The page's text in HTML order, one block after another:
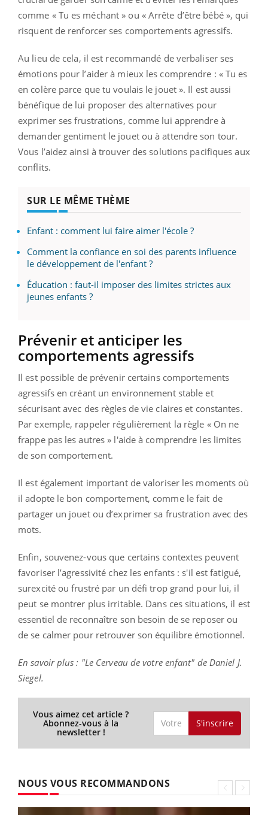
comme « Tu es méchant » ou « Arrête d’être bébé », qui
risquent de renforcer ses comportements agressifs.
Au lieu de cela, il est recommandé de verbaliser ses
émotions pour l’aider à mieux les comprendre : « Tu es
en colère parce que tu voulais le jouet ». Il est aussi
bénéfique de lui proposer des alternatives pour
exprimer ses frustrations, comme lui apprendre à
demander gentiment le jouet ou à attendre son tour.
Vous l’aidez ainsi à trouver des solutions pacifiques aux
conflits.
SUR LE MÊME THÈME
Enfant : comment lui faire aimer l'école ?
Comment la confiance en soi des parents influence
le développement de l'enfant ?
Éducation : faut-il imposer des limites strictes aux
jeunes enfants ?
Prévenir et anticiper les
comportements agressifs
Il est possible de prévenir certains comportements
agressifs en créant un environnement stable et
sécurisant avec des règles de vie claires et constantes.
Par exemple, rappeler régulièrement la règle « On ne
frappe pas les autres » l'aide à comprendre les limites
de son comportement.
Il est également important de valoriser les moments où
il adopte le bon comportement, comme le fait de
partager un jouet ou d’exprimer sa frustration avec des
mots.
Enfin, souvenez-vous que certains contextes peuvent
favoriser l’agressivité chez les enfants : s'il est fatigué,
surexcité ou frustré par un défi trop grand pour lui, il
peut se montrer plus irritable. Dans ces situations, il est
essentiel de reconnaître son besoin de se reposer ou
de se calmer pour retrouver son équilibre émotionnel.
En savoir plus : "Le Cerveau de votre enfant" de Daniel J.
Siegel.
Vous aimez cet article ?
Abonnez-vous à la
newsletter !
S'inscrire
NOUS VOUS RECOMMANDONS